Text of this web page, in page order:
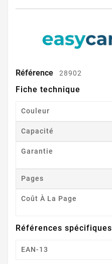
Référence 28902
Fiche technique
Couleur
Capacité
Garantie
Pages
Coût À La Page
Références spécifiques
EAN-13